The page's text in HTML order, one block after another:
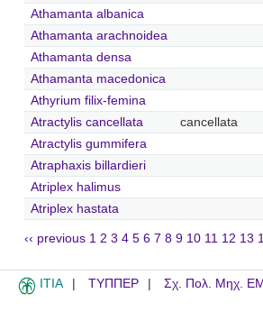
Athamanta albanica
Athamanta arachnoidea
Athamanta densa
Athamanta macedonica
Athyrium filix-femina
Atractylis cancellata
cancellata
Atractylis gummifera
Atraphaxis billardieri
Atriplex halimus
Atriplex hastata
‹‹ previous 1 2 3 4 5 6 7 8 9 10 11 12 13
ITIA ΤΥΠΠΕΡ Σχ. Πολ. Μηχ.